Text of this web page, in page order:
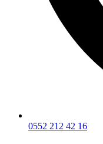
0552 212 42 16